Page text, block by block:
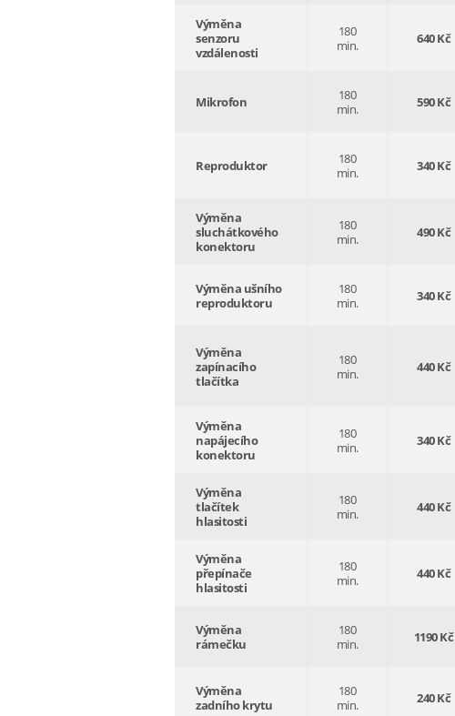
Výměna
senzoru
vzdálenosti
180
min.
640 Kč
Mikrofon
180
min.
590 Kč
Reproduktor
180
min.
340 Kč
Výměna
sluchátkového
konektoru
180
min.
490 Kč
Výměna ušního
reproduktoru
180
min.
340 Kč
Výměna
zapínacího
tlačítka
180
min.
440 Kč
Výměna
napájecího
konektoru
180
min.
340 Kč
Výměna
tlačítek
hlasitosti
180
min.
440 Kč
Výměna
přepínače
hlasitosti
180
min.
440 Kč
Výměna
rámečku
180
min.
1190 Kč
Výměna
zadního krytu
180
min.
240 Kč